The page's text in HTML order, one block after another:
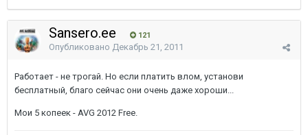
Sansero.ee 121
Опубликовано Декабрь 21, 2011
Работает - не трогай. Но если платить влом, установи
бесплатный, благо сейчас они очень даже хороши...
Мои 5 копеек - AVG 2012 Free.